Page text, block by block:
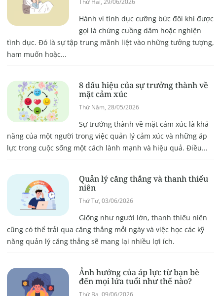
Thứ Hai, 29/06/2026
Hành vi tình dục cưỡng bức đôi khi được
gọi là chứng cuồng dâm hoặc nghiện
tình dục. Đó là sự tập trung mãnh liệt vào những tưởng tượng,
ham muốn hoặc...
8 dấu hiệu của sự trưởng thành về
mặt cảm xúc
Thứ Năm, 28/05/2026
Sự trưởng thành về mặt cảm xúc là khả
năng của một người trong việc quản lý cảm xúc và những áp
lực trong cuộc sống một cách lành mạnh và hiệu quả. Điều...
Quản lý căng thẳng và thanh thiếu
niên
Thứ Tư, 03/06/2026
Giống như người lớn, thanh thiếu niên
cũng có thể trải qua căng thẳng mỗi ngày và việc học các kỹ
năng quản lý căng thẳng sẽ mang lại nhiều lợi ích.
Ảnh hưởng của áp lực từ bạn bè
đến mọi lứa tuổi như thế nào?